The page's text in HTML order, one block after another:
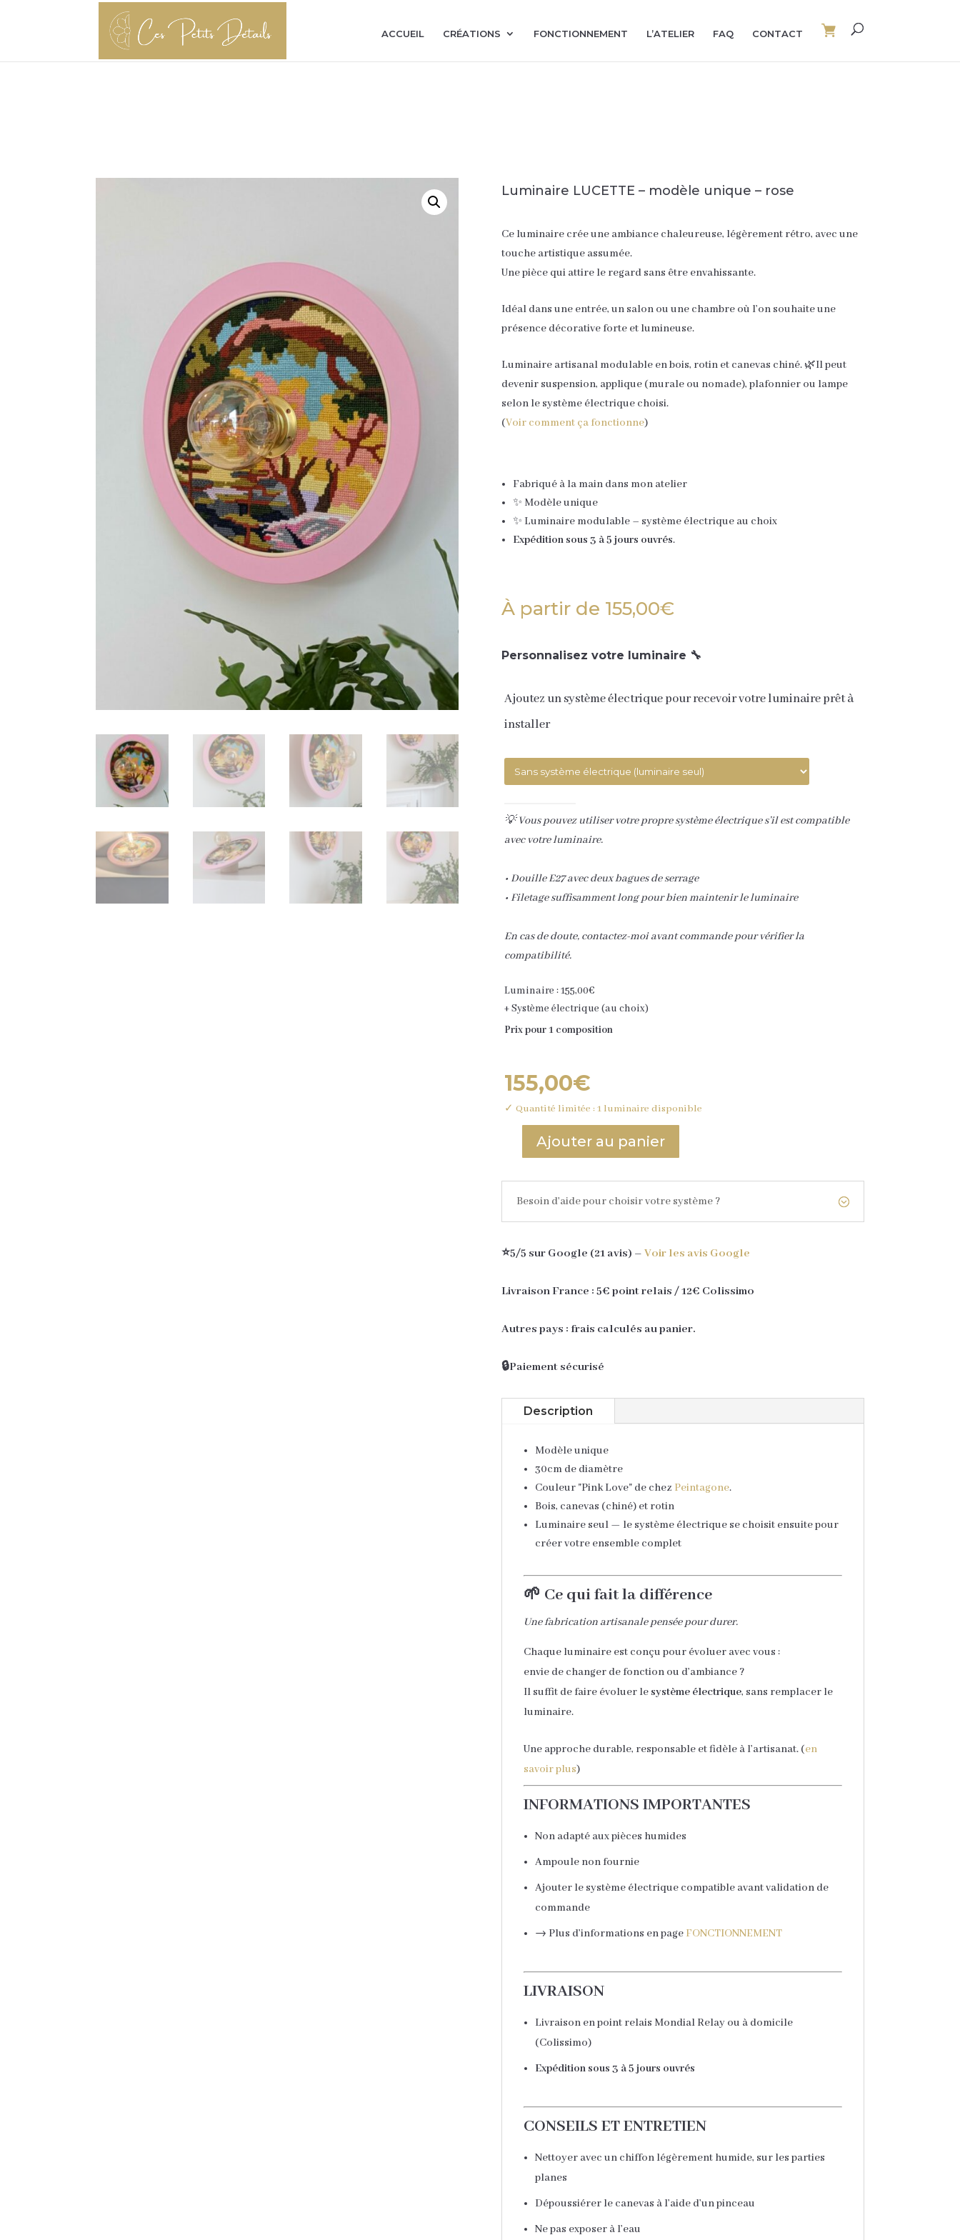
ACCUEIL CRÉATIONS FONCTIONNEMENT L’ATELIER FAQ CONTACT
Luminaire LUCETTE – modèle unique – rose
Ce luminaire crée une ambiance chaleureuse, légèrement rétro, avec une
touche artistique assumée.
Une pièce qui attire le regard sans être envahissante.
Idéal dans une entrée, un salon ou une chambre où l’on souhaite une
présence décorative forte et lumineuse.
Luminaire artisanal modulable en bois, rotin et canevas chiné. 🌿Il peut
devenir suspension, applique (murale ou nomade), plafonnier ou lampe
selon le système électrique choisi.
(Voir comment ça fonctionne)
Fabriqué à la main dans mon atelier
✨ Modèle unique
✨ Luminaire modulable – système électrique au choix
Expédition sous 3 à 5 jours ouvrés.
À partir de 155,00€
Personnalisez votre luminaire 🔧
Ajoutez un système électrique pour recevoir votre luminaire prêt à
installer
💡 Vous pouvez utiliser votre propre système électrique s’il est compatible
avec votre luminaire.
• Douille E27 avec deux bagues de serrage
• Filetage suffisamment long pour bien maintenir le luminaire
En cas de doute, contactez-moi avant commande pour vérifier la
compatibilité.
Luminaire :155,00€
+ Système électrique (au choix)
Prix pour 1 composition
155,00€
✓ Quantité limitée : 1 luminaire disponible
quantité
Luminaire
LUCETTE
-
unique
rose
Ajouter au panier
Besoin d'aide pour choisir votre système ?
⭐5/5 sur Google (21 avis) – Voir les avis Google
Livraison France : 5€ point relais / 12€ Colissimo
Autres pays : frais calculés au panier.
🔒Paiement sécurisé
Description
Modèle unique
30cm de diamètre
Couleur "Pink Love" de chez Peintagone.
Bois, canevas (chiné) et rotin
Luminaire seul — le système électrique se choisit ensuite pour
créer votre ensemble complet
🌱 Ce qui fait la différence
Une fabrication artisanale pensée pour durer.
Chaque luminaire est conçu pour évoluer avec vous :
envie de changer de fonction ou d’ambiance ?
Il suffit de faire évoluer le système électrique, sans remplacer le
luminaire.
Une approche durable, responsable et fidèle à l’artisanat. (en
savoir plus)
INFORMATIONS IMPORTANTES
Non adapté aux pièces humides
Ampoule non fournie
Ajouter le système électrique compatible avant validation de
commande
→ Plus d’informations en page FONCTIONNEMENT
LIVRAISON
Livraison en point relais Mondial Relay ou à domicile
(Colissimo)
Expédition sous 3 à 5 jours ouvrés
CONSEILS ET ENTRETIEN
Nettoyer avec un chiffon légèrement humide, sur les parties
planes
Dépoussiérer le canevas à l’aide d’un pinceau
Ne pas exposer à l’eau